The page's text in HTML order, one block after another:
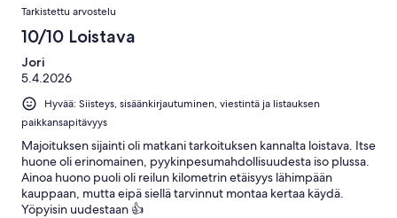
Tarkistettu arvostelu
10/10 Loistava
Jori
5.4.2026
Hyvää: Siisteys, sisäänkirjautuminen, viestintä ja listauksen
paikkansapitävyys
Majoituksen sijainti oli matkani tarkoituksen kannalta loistava. Itse
huone oli erinomainen, pyykinpesumahdollisuudesta iso plussa.
Ainoa huono puoli oli reilun kilometrin etäisyys lähimpään
kauppaan, mutta eipä siellä tarvinnut montaa kertaa käydä.
Yöpyisin uudestaan 👍